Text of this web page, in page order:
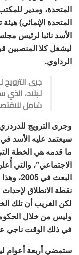
المتحدة، ومدير
الرداوي.
جرى الترويج
للبلاد،
شامل
وجرى الترويج
سيعتمد عليه الأسد
ما قدمه هي الخطة
الاجتماعي”، والتي
البعث
نقطة الانطلاق
لكن الغريب أن تلك
وليس من خلال
في ذلك الوقت ناجي